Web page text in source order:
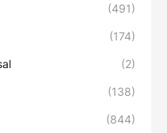
(491)
(174)
(2)
(138)
(844)